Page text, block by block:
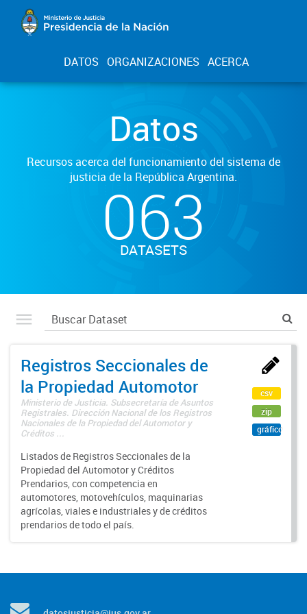
DATOS ORGANIZACIONES ACERCA
Datos
Recursos acerca del funcionamiento del sistema de
justicia de la República Argentina.
063
DATASETS
Registros Seccionales de
la Propiedad Automotor
Ministerio de Justicia. Subsecretaría de Asuntos
Registrales. Dirección Nacional de los Registros
Nacionales de la Propiedad del Automotor y
Créditos ...
Listados de Registros Seccionales de la
Propiedad del Automotor y Créditos
Prendarios, con competencia en
automotores, motovehículos, maquinarias
agrícolas, viales e industriales y de créditos
prendarios de todo el país.
csv
zip
gráfico